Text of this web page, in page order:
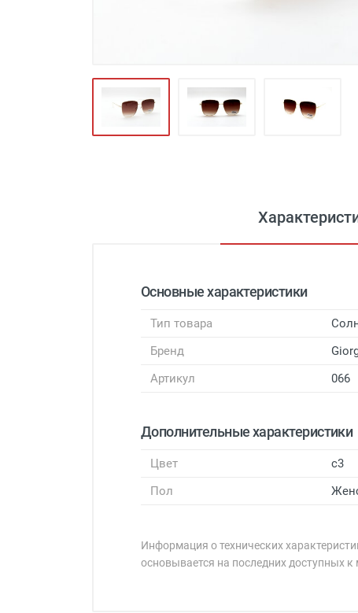
Основные характеристики
Тип товара
Бренд
Артикул
066
Дополнительные характеристики
Цвет
c3
Пол
Информация о технических
основывается на последних доступных